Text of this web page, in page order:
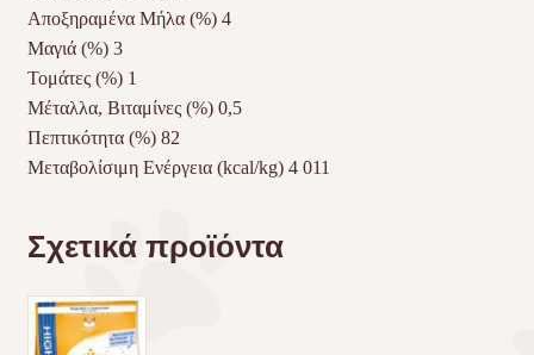
Αποξηραμένα Μήλα (%) 4
Μαγιά (%) 3
Τομάτες (%) 1
Μέταλλα, Βιταμίνες (%) 0,5
Πεπτικότητα (%) 82
Μεταβολίσιμη Ενέργεια (kcal/kg) 4 011
Σχετικά προϊόντα